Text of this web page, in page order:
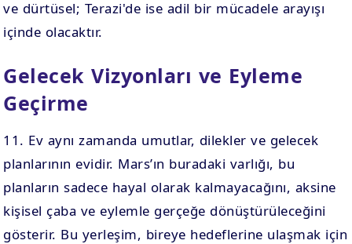
ve dürtüsel; Terazi'de ise adil bir mücadele arayışı
içinde olacaktır.
Gelecek Vizyonları ve Eyleme
Geçirme
11. Ev aynı zamanda umutlar, dilekler ve gelecek
planlarının evidir. Mars’ın buradaki varlığı, bu
planların sadece hayal olarak kalmayacağını, aksine
kişisel çaba ve eylemle gerçeğe dönüştürüleceğini
gösterir. Bu yerleşim, bireye hedeflerine ulaşmak için